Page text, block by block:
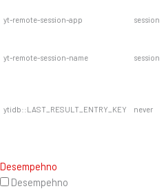
yt-remote-session-app session
yt-remote-session-name session
ytidb::LAST_RESULT_ENTRY_KEY never
Desempehno
Desempehno